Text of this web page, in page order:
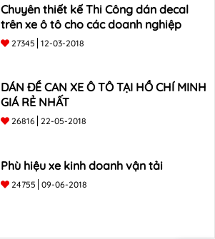
Chuyên thiết kế Thi Công dán decal
trên xe ô tô cho các doanh nghiệp
27345 12-03-2018
DÁN ĐỀ CAN XE Ô TÔ TẠI HỒ CHÍ MINH
GIÁ RẺ NHẤT
26816 22-05-2018
Phù hiệu xe kinh doanh vận tải
24755 09-06-2018